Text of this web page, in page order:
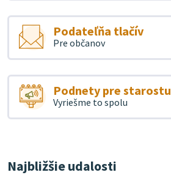
Podateľňa tlačív
Pre občanov
Podnety pre starostu
Vyriešme to spolu
Najbližšie udalosti